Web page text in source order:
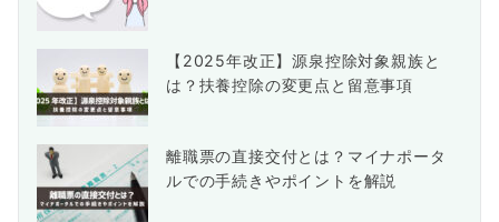
【2025年改正】源泉控除対象親族と
は？扶養控除の変更点と留意事項
離職票の直接交付とは？マイナポータ
ルでの手続きやポイントを解説